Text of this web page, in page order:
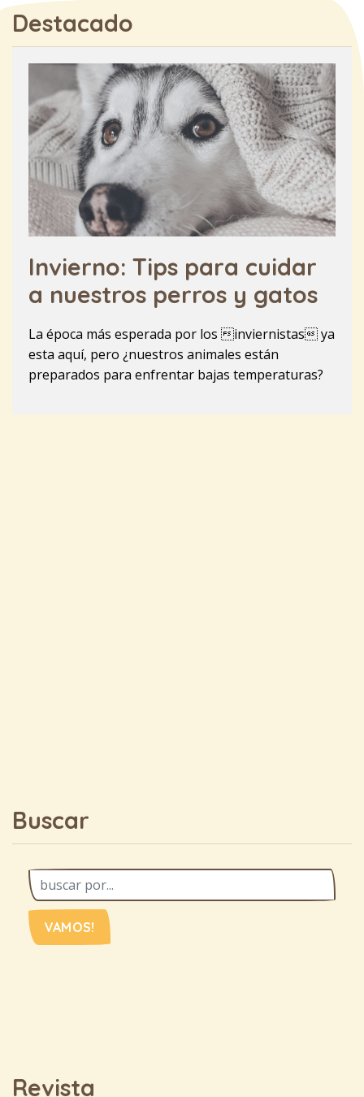
Destacado
Invierno: Tips para cuidar
a nuestros perros y gatos
La época más esperada por los inviernistas ya
esta aquí, pero ¿nuestros animales están
preparados para enfrentar bajas temperaturas?
Buscar
VAMOS!
Revista